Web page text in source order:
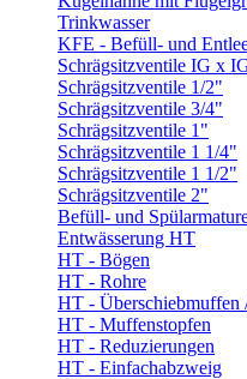
Trinkwasser
KFE - Befüll- und
Schrägsitzventile IG x
Schrägsitzventile 1/2"
Schrägsitzventile 3/4"
Schrägsitzventile 1"
Schrägsitzventile 1 1/4"
Schrägsitzventile 1 1/2"
Schrägsitzventile 2"
Befüll- und
Entwässerung HT
HT - Bögen
HT - Rohre
HT - Überschiebmuffen
HT - Muffenstopfen
HT - Reduzierungen
HT - Einfachabzweig